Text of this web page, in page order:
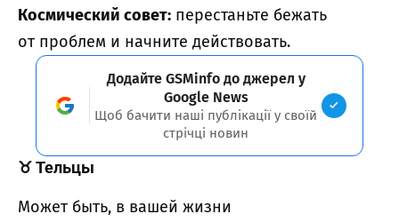
Космический совет: перестаньте бежать
от проблем и начните действовать.
Додайте GSMinfo до джерел у
Google News
Щоб бачити наші публікації у своїй
стрічці новин
♉Тельцы
Может быть, в вашей жизни